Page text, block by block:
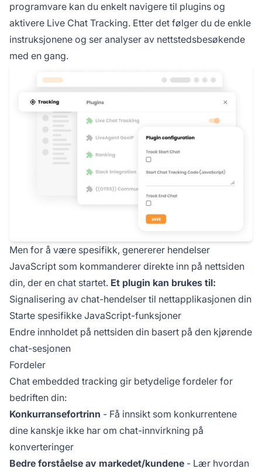
programvare kan du enkelt navigere til plugins og
aktivere Live Chat Tracking. Etter det følger du de enkle
instruksjonene og ser analyser av nettstedsbesøkende
med en gang.
Men for å være spesifikk, genererer hendelser
JavaScript som kommanderer direkte inn på nettsiden
din, der en chat startet. Et plugin kan brukes til:
Signalisering av chat-hendelser til nettapplikasjonen din
Starte spesifikke JavaScript-funksjoner
Endre innholdet på nettsiden din basert på den kjørende
chat-sesjonen
Fordeler
Chat embedded tracking gir betydelige fordeler for
bedriften din:
Konkurransefortrinn - Få innsikt som konkurrentene
dine kanskje ikke har om chat-innvirkning på
konverteringer
Bedre forståelse av markedet/kundene - Lær hvordan